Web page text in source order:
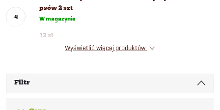
psów 2 szt
W magazynie
13 zł
Wyświetlić więcej produktów
Filtr